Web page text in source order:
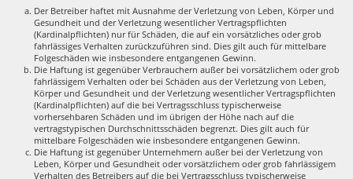
Der Betreiber haftet mit Ausnahme der Verletzung von Leben, Körper und
Gesundheit und der Verletzung wesentlicher Vertragspflichten
(Kardinalpflichten) nur für Schäden, die auf ein vorsätzliches oder grob
fahrlässiges Verhalten zurückzuführen sind. Dies gilt auch für mittelbare
Folgeschäden wie insbesondere entgangenen Gewinn.
Die Haftung ist gegenüber Verbrauchern außer bei vorsätzlichem oder grob
fahrlässigem Verhalten oder bei Schäden aus der Verletzung von Leben,
Körper und Gesundheit und der Verletzung wesentlicher Vertragspflichten
(Kardinalpflichten) auf die bei Vertragsschluss typischerweise
vorhersehbaren Schäden und im übrigen der Höhe nach auf die
vertragstypischen Durchschnittsschäden begrenzt. Dies gilt auch für
mittelbare Folgeschäden wie insbesondere entgangenen Gewinn.
Die Haftung ist gegenüber Unternehmern außer bei der Verletzung von
Leben, Körper und Gesundheit oder vorsätzlichem oder grob fahrlässigem
Verhalten des Betreibers auf die bei Vertragsschluss typischerweise